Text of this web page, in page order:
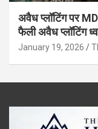
अवैध प्लॉटिंग पर
फैली अवैध प्लॉटिंग
January 19, 2026